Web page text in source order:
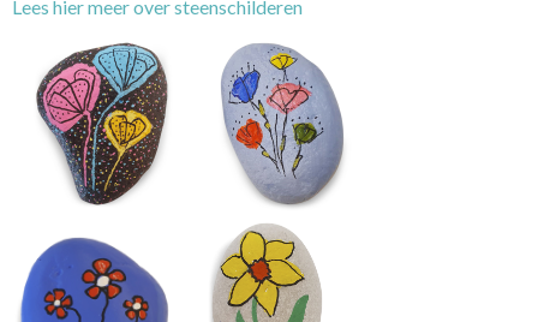
Lees hier meer over steenschilderen